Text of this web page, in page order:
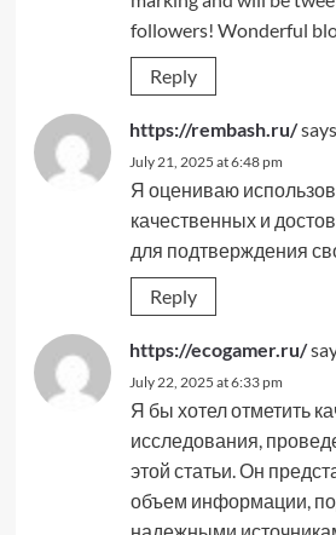
followers! Wonderful
Reply
https://rembash.ru/
July 21, 2025 at 6:48 pm
Я оцениваю
качественных и
для подтверждения
Reply
https://ecogamer.ru/
July 22, 2025 at 6:33 pm
Я бы хотел отметить
исследования,
этой статьи. Он
объем информации,